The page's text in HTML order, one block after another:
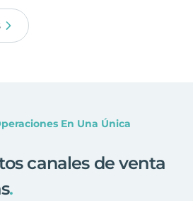
En Una Única
canales de venta
.